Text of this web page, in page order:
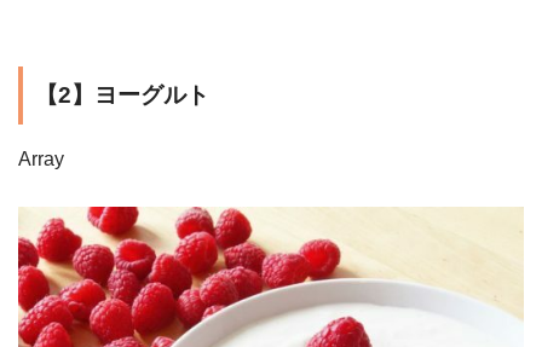
【2】ヨーグルト
Array